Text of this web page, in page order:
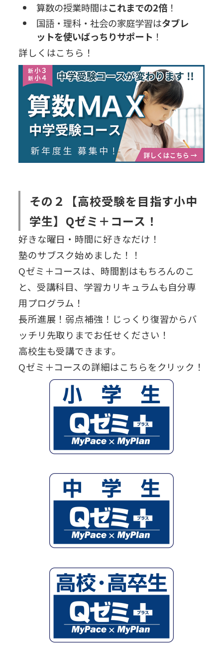
算数の授業時間はこれまでの2倍！
国語・理科・社会の家庭学習はタブレ
ットを使いばっちりサポート ！
詳しくはこちら！
その２【高校受験を目指す小中
学生】Qゼミ＋コース！
好きな曜日・時間に好きなだけ！
塾のサブスク始めました！！
Qゼミ＋コースは、時間割はもちろんのこ
と、受講科目、学習カリキュラムも自分専
用プログラム！
長所進展！弱点補強！じっくり復習からバ
ッチリ先取りまでお任せください！
高校生も受講できます。
Qゼミ＋コースの詳細はこちらをクリック！